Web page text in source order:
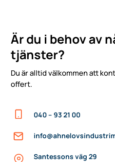
Är du i behov av
tjänster?
Du är alltid välkommen att
offert.
040 – 93 21 00
Santessons väg 29